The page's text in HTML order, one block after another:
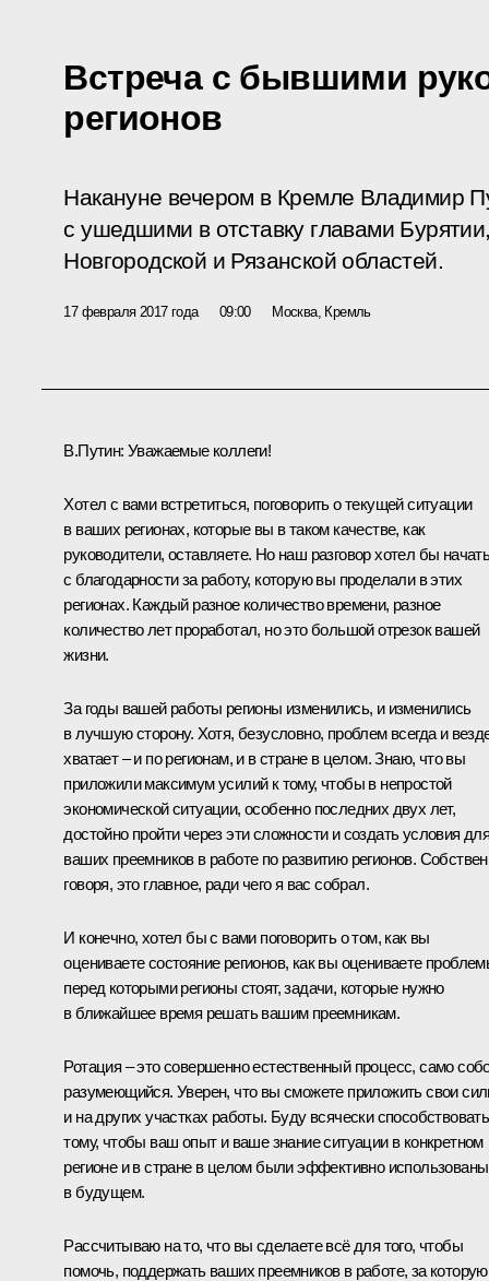
Встреча с бывшими
регионов
Накануне вечером в Кремле Владимир
с ушедшими в отставку главами
Новгородской и Рязанской областей.
17 февраля 2017 года 09:00 Москва, Кремль
В.Путин: Уважаемые коллеги!
Хотел с вами встретиться, поговорить о текущей ситуации
в ваших регионах, которые вы в таком качестве, как
руководители, оставляете. Но наш разговор хотел бы
с благодарности за работу, которую вы проделали в этих
регионах. Каждый разное количество времени, разное
количество лет проработал, но это большой отрезок вашей
жизни.
За годы вашей работы регионы изменились, и изменились
в лучшую сторону. Хотя, безусловно, проблем всегда и
хватает – и по регионам, и в стране в целом. Знаю, что вы
приложили максимум усилий к тому, чтобы в непростой
экономической ситуации, особенно последних двух лет,
достойно пройти через эти сложности и создать условия
ваших преемников в работе по развитию регионов.
говоря, это главное, ради чего я вас собрал.
И конечно, хотел бы с вами поговорить о том, как вы
оцениваете состояние регионов, как вы оцениваете
перед которыми регионы стоят, задачи, которые нужно
в ближайшее время решать вашим преемникам.
Ротация – это совершенно естественный процесс, само
разумеющийся. Уверен, что вы сможете приложить свои
и на других участках работы. Буду всячески способствовать
тому, чтобы ваш опыт и ваше знание ситуации в конкретном
регионе и в стране в целом были эффективно использованы
в будущем.
Рассчитываю на то, что вы сделаете всё для того, чтобы
помочь, поддержать ваших преемников в работе, за которую